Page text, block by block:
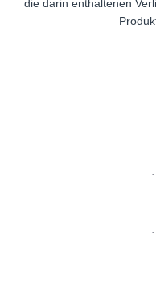
die darin enthaltenen